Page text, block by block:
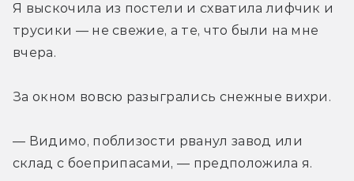
Я выскочила из постели и схватила лифчик и
трусики — не свежие, а те, что были на мне
вчера.
За окном вовсю разыгрались снежные вихри.
— Видимо, поблизости рванул завод или
склад с боеприпасами, — предположила я.